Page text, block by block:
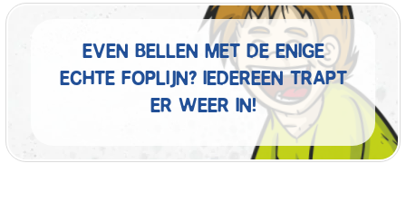
Even bellen met de enige
echte foplijn? Iedereen trapt
er weer in!